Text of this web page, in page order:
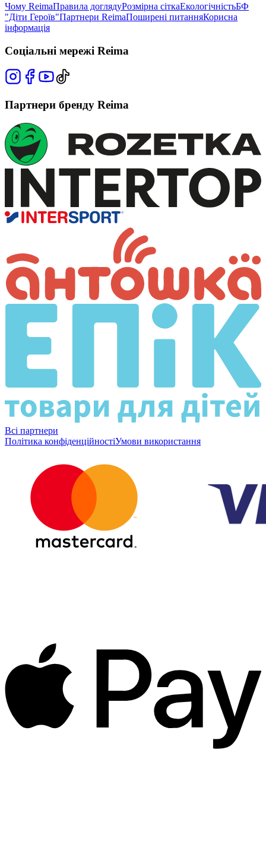
Чому ReimaПравила доглядуРозмірна сіткаЕкологічністьБФ
"Діти Героїв"Партнери ReimaПоширені питанняКорисна
інформація
Соціальні мережі Reima
Партнери бренду Reima
Всі партнери
Політика конфіденційностіУмови використання